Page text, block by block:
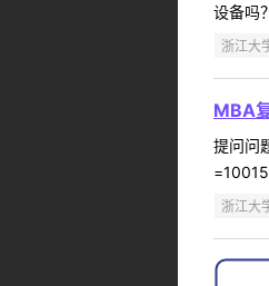
设备吗
浙江大
MBA
提问问
浙江大